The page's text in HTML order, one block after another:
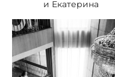
и Екатерина